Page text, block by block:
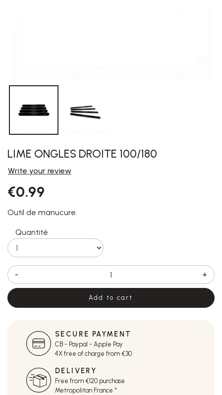
LIME ONGLES DROITE 100/180
Write your review
€0.99
Outil de manucure.
Quantité
- +
Add to cart
SECURE PAYMENT
CB - Paypal - Apple Pay
4X free of charge from €30
DELIVERY
Free from €120 purchase
Metropolitan France *